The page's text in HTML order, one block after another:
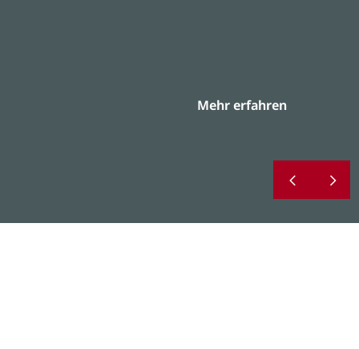
Mehr erfahren